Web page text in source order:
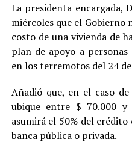
La presidenta encargada,
miércoles que el Gobierno
costo de una vivienda de
plan de apoyo a personas
en los terremotos del 24
Añadió que, en el caso
ubique entre $ 70.000
asumirá el 50% del
banca pública o privada.